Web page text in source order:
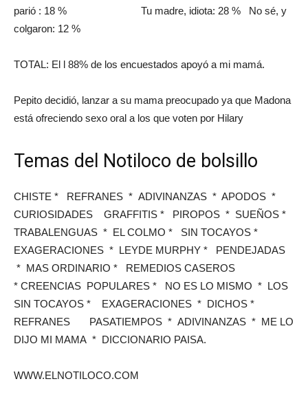
parió : 18 % Tu madre, idiota: 28 % No sé, y
colgaron: 12 %
TOTAL: El l 88% de los encuestados apoyó a mi mamá.
Pepito decidió, lanzar a su mama preocupado ya que Madona
está ofreciendo sexo oral a los que voten por Hilary
Temas del Notiloco de bolsillo
CHISTE * REFRANES * ADIVINANZAS * APODOS *
CURIOSIDADES GRAFFITIS * PIROPOS * SUEÑOS *
TRABALENGUAS * EL COLMO * SIN TOCAYOS *
EXAGERACIONES * LEYDE MURPHY * PENDEJADAS
* MAS ORDINARIO * REMEDIOS CASEROS
* CREENCIAS POPULARES * NO ES LO MISMO * LOS
SIN TOCAYOS * EXAGERACIONES * DICHOS *
REFRANES PASATIEMPOS * ADIVINANZAS * ME LO
DIJO MI MAMA * DICCIONARIO PAISA.
WWW.ELNOTILOCO.COM